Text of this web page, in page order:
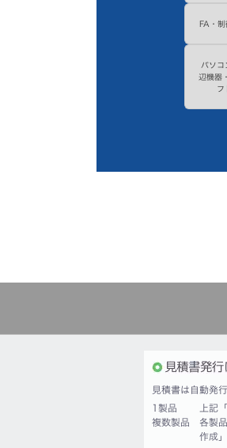
FA・
パソコ
辺機器
フ
見積書は自動発
1製品
上記
複数製品
各製
作成